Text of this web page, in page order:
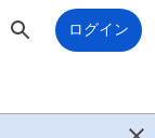
ログイン